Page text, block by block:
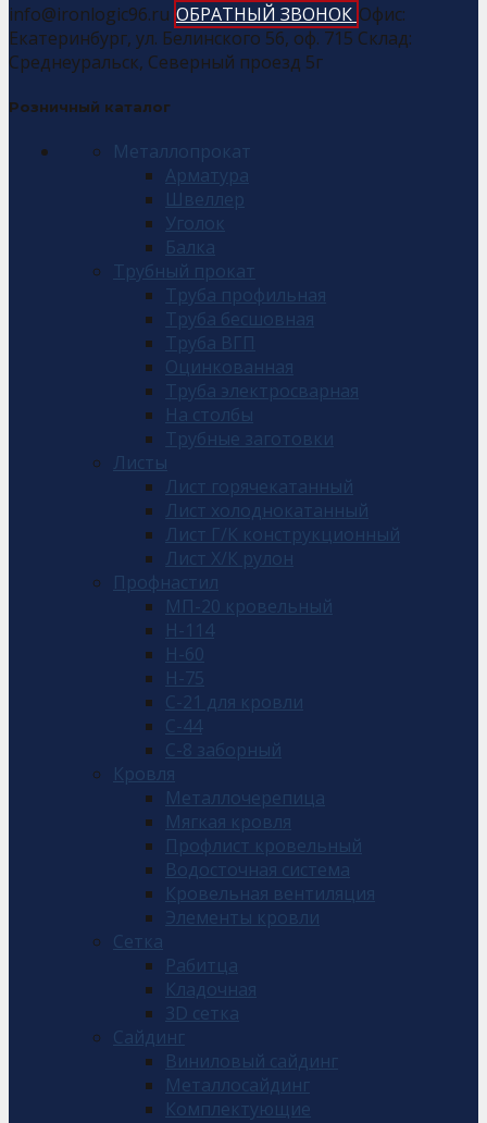
info@ironlogic96.ru ОБРАТНЫЙ ЗВОНОК Офис:
Екатеринбург, ул. Белинского 56, оф. 715 Склад:
Среднеуральск, Северный проезд 5г
Розничный каталог
Металлопрокат
Арматура
Швеллер
Уголок
Балка
Трубный прокат
Труба профильная
Труба бесшовная
Труба ВГП
Оцинкованная
Труба электросварная
На столбы
Трубные заготовки
Листы
Лист горячекатанный
Лист холоднокатанный
Лист Г/К конструкционный
Лист Х/К рулон
Профнастил
МП-20 кровельный
Н-114
Н-60
Н-75
С-21 для кровли
С-44
С-8 заборный
Кровля
Металлочерепица
Мягкая кровля
Профлист кровельный
Водосточная система
Кровельная вентиляция
Элементы кровли
Сетка
Рабитца
Кладочная
3D сетка
Сайдинг
Виниловый сайдинг
Металлосайдинг
Комплектующие